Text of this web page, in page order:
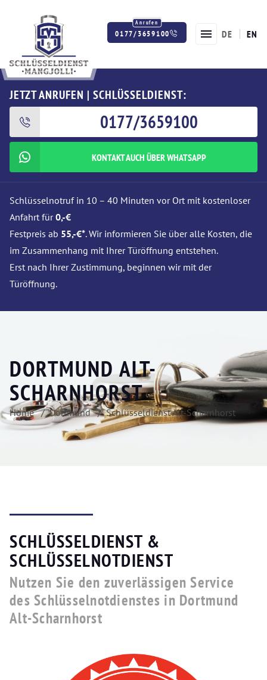
0177/3659100 DE EN
JETZT ANRUFEN | SCHLÜSSELDIENST:
0177/3659100
KONTAKT AUCH ÜBER WHATSAPP
Schlüsselnotruf in 10 – 40 Minuten vor Ort mit kostenloser
Anfahrt für0,-€
Festpreis ab 55,-€*. Wir informieren Sie über alle Kosten, die
im Zusammenhang mit Ihrer Türöffnung entstehen.
Erst nach Ihrer Zustimmung, beginnen wir mit der
Türöffnung.
DORTMUND ALT-
SCHARNHORST
Home Dortmund Schlüsseldienst Alt-Scharnhorst
SCHLÜSSELDIENST &
SCHLÜSSELNOTDIENST
Nutzen Sie den zuverlässigen Service
des Schlüsselnotdienstes in Dortmund
Alt-Scharnhorst